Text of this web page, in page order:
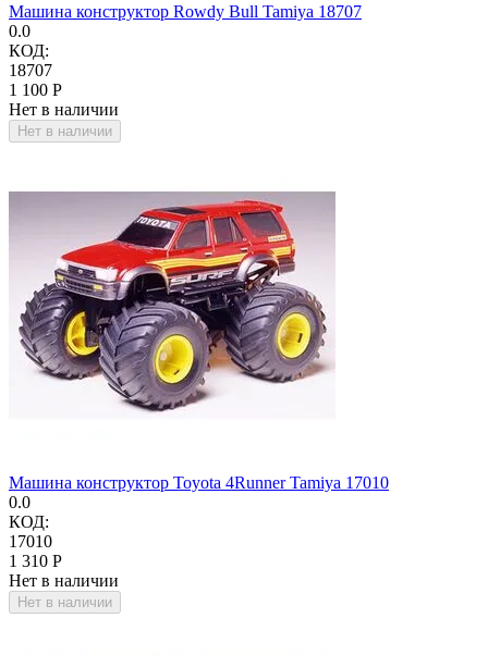
Машина конструктор Rowdy Bull Tamiya 18707
0.0
КОД:
18707
1 100 Р
Нет в наличии
Нет в наличии
Машина конструктор Toyota 4Runner Tamiya 17010
0.0
КОД:
17010
1 310 Р
Нет в наличии
Нет в наличии